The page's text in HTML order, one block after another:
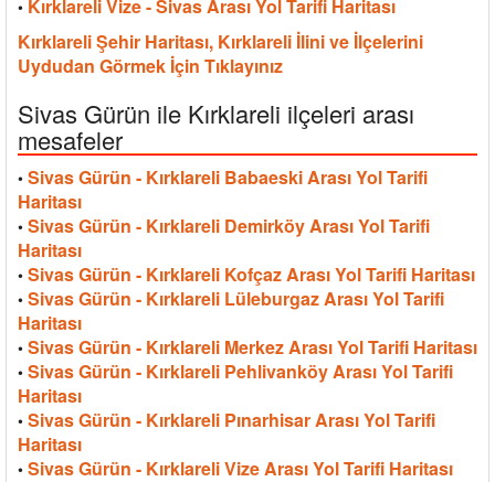
• Kırklareli Vize - Sivas Arası Yol Tarifi Haritası
Kırklareli Şehir Haritası, Kırklareli İlini ve İlçelerini
Uydudan Görmek İçin Tıklayınız
Sivas Gürün ile Kırklareli ilçeleri arası
mesafeler
• Sivas Gürün - Kırklareli Babaeski Arası Yol Tarifi
Haritası
• Sivas Gürün - Kırklareli Demirköy Arası Yol Tarifi
Haritası
• Sivas Gürün - Kırklareli Kofçaz Arası Yol Tarifi Haritası
• Sivas Gürün - Kırklareli Lüleburgaz Arası Yol Tarifi
Haritası
• Sivas Gürün - Kırklareli Merkez Arası Yol Tarifi Haritası
• Sivas Gürün - Kırklareli Pehlivanköy Arası Yol Tarifi
Haritası
• Sivas Gürün - Kırklareli Pınarhisar Arası Yol Tarifi
Haritası
• Sivas Gürün - Kırklareli Vize Arası Yol Tarifi Haritası